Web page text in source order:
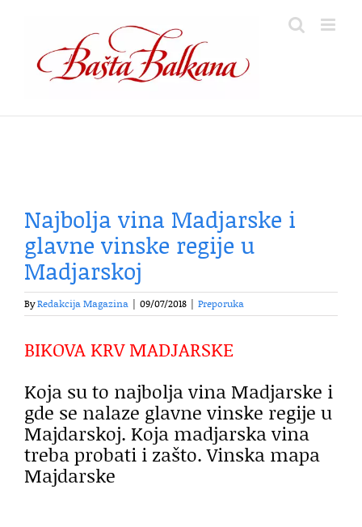
content
Najbolja vina Madjarske i
glavne vinske regije u
Madjarskoj
ByRedakcija Magazina 09/07/2018 Preporuka
BIKOVA KRV MADJARSKE
Koja su to najbolja vina Madjarske i
gde se nalaze glavne vinske regije u
Majdarskoj. Koja madjarska vina
treba probati i zašto. Vinska mapa
Majdarske